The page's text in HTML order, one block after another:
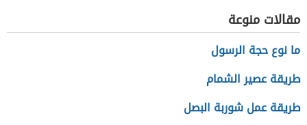
مقالات منوعة
ما نوع حجة الرسول
طريقة عصير الشمام
طريقة عمل شوربة البصل